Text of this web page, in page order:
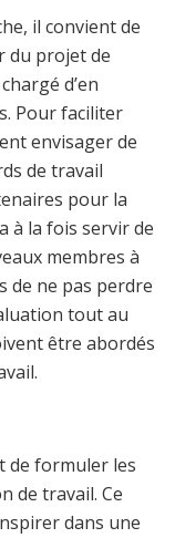
il convient de
du projet de
d’en
Pour faciliter
envisager de
de travail
pour la
à la fois servir de
membres à
de ne pas perdre
tout au
être abordés
de formuler les
de travail. Ce
dans une